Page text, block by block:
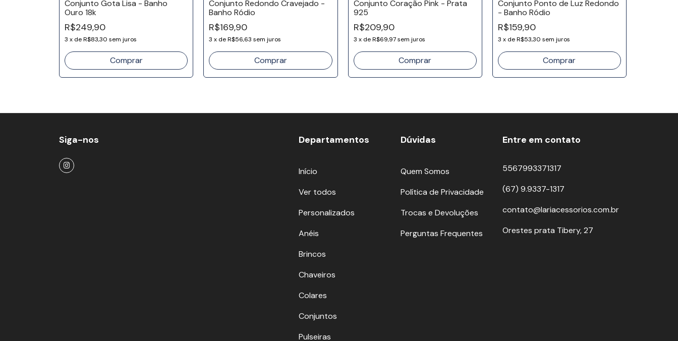
Conjunto Gota Lisa - Banho
Ouro 18k
R$249,90
3 x deR$83,30 sem juros
Conjunto Redondo Cravejado -
Banho Ródio
R$169,90
3 x deR$56,63 sem juros
Conjunto Coração Pink - Prata
925
R$209,90
3 x deR$69,97 sem juros
Conjunto Ponto de Luz Redondo
- Banho Ródio
R$159,90
3 x deR$53,30 sem juros
Siga-nos Departamentos
Início
Ver todos
Personalizados
Anéis
Brincos
Chaveiros
Colares
Conjuntos
Pulseiras
Dúvidas
Quem Somos
Política de Privacidade
Trocas e Devoluções
Perguntas Frequentes
Entre em contato
5567993371317
(67) 9.9337-1317
contato@lariacessorios.com.br
Orestes prata Tibery, 27